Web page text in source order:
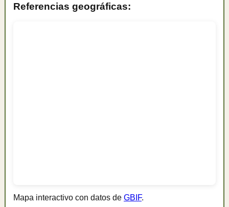
Referencias geográficas:
Mapa interactivo con datos de GBIF.